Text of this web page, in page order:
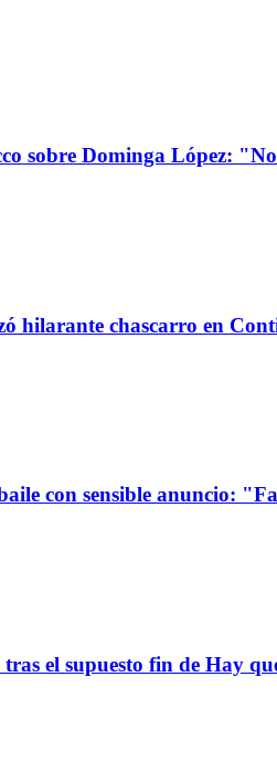
sobre Dominga López:
hilarante chascarro en
con sensible anuncio:
el supuesto fin de Hay